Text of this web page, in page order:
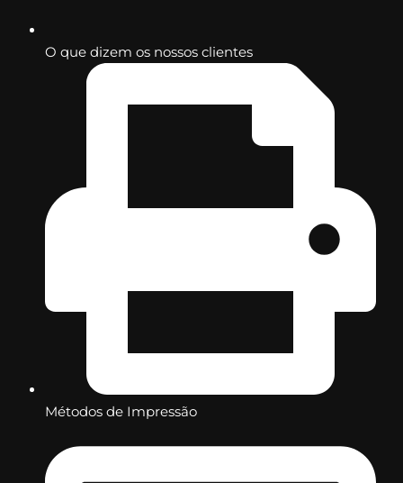
O que dizem os nossos clientes
Métodos de Impressão